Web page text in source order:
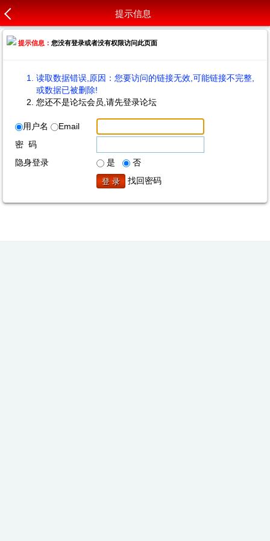
提示信息
提示信息：您没有登录或者没有权限访问此页面
读取数据错误,原因：您要访问的链接无效,可能链接不完整,
或数据已被删除!
您还不是论坛会员,请先登录论坛
用户名
Email
密 码
隐身登录
是
否
找回密码